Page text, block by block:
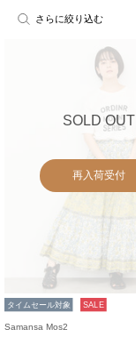
さらに絞り込む
SOLD OUT
再入荷受付
タイムセール対象 SALE
Samansa Mos2